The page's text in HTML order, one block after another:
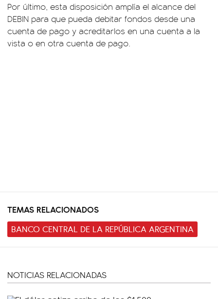
Por último, esta disposición amplía el alcance del
DEBIN para que pueda debitar fondos desde una
cuenta de pago y acreditarlos en una cuenta a la
vista o en otra cuenta de pago.
TEMAS RELACIONADOS
BANCO CENTRAL DE LA REPÚBLICA ARGENTINA
NOTICIAS RELACIONADAS